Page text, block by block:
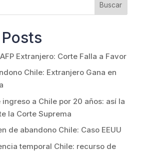
Buscar
Extranjero: Corte Falla a Favor
Chile: Extranjero Gana en
a Chile por 20 años: así la
la Corte Suprema
de abandono Chile: Caso EEUU
temporal Chile: recurso de